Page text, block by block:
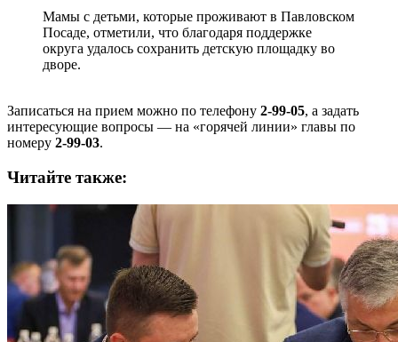
Мамы с детьми, которые проживают в Павловском
Посаде, отметили, что благодаря поддержке
округа удалось сохранить детскую площадку во
дворе.
Записаться на прием можно по телефону 2-99-05, а задать
интересующие вопросы — на «горячей линии» главы по
номеру 2-99-03.
Читайте также: